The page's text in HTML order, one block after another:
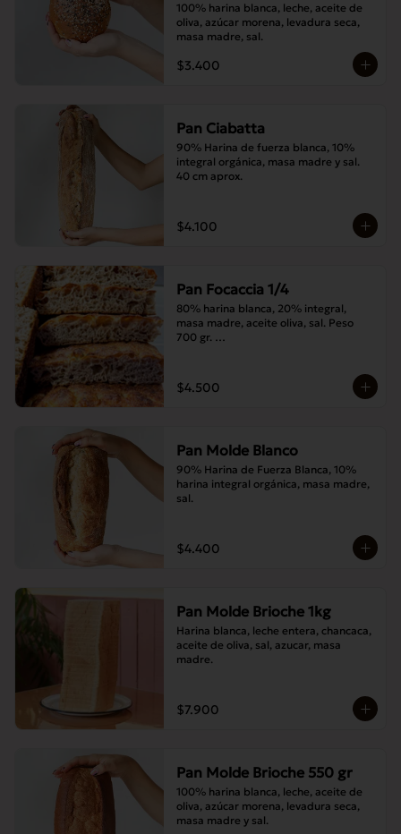
100% harina blanca, leche, aceite de
oliva, azúcar morena, levadura seca,
masa madre, sal.
$3.400
Pan Ciabatta
90% Harina de fuerza blanca, 10%
integral orgánica, masa madre y sal.
40 cm aprox.
$4.100
Pan Focaccia 1/4
80% harina blanca, 20% integral,
masa madre, aceite oliva, sal. Peso
700 gr.
$4.500
Pan Molde Blanco
90% Harina de Fuerza Blanca, 10%
harina integral orgánica, masa madre,
sal.
$4.400
Pan Molde Brioche 1kg
Harina blanca, leche entera, chancaca,
aceite de oliva, sal, azucar, masa
madre.
$7.900
Pan Molde Brioche 550 gr
100% harina blanca, leche, aceite de
oliva, azúcar morena, levadura seca,
masa madre y sal.